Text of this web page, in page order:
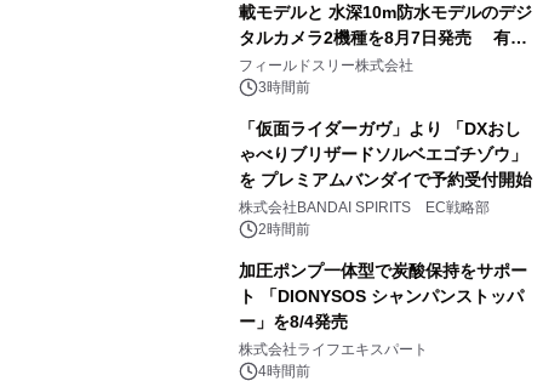
載モデルと 水深10m防水モデルのデジ
タルカメラ2機種を8月7日発売 有効
約1300万画素、用途別に選べるコンデ
ジ新登場
フィールドスリー株式会社
3時間前
「仮面ライダーガヴ」より 「DXおし
ゃべりブリザードソルベエゴチゾウ」
を プレミアムバンダイで予約受付開始
株式会社BANDAI SPIRITS EC戦略部
2時間前
加圧ポンプ一体型で炭酸保持をサポー
ト 「DIONYSOS シャンパンストッパ
ー」を8/4発売
株式会社ライフエキスパート
4時間前